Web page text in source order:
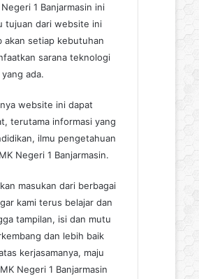
1 Banjarmasin ini
tujuan dari website ini
akan setiap kebutuhan
sarana teknologi
ada.
website ini dapat
terutama informasi yang
ilmu pengetahuan
Negeri 1 Banjarmasin.
masukan dari berbagai
kami terus belajar dan
tampilan, isi dan mutu
dan lebih baik
kerjasamanya, maju
Negeri 1 Banjarmasin